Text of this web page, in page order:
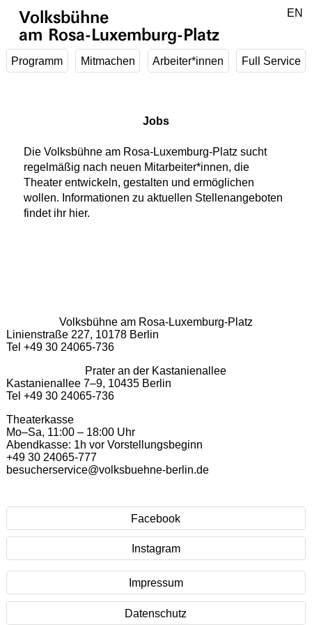
Volksbühne
am Rosa-Luxemburg-Platz
Programm Mitmachen Arbeiter*innen Full Service
DE
EN
Jobs
Die Volksbühne am Rosa-Luxemburg-Platz sucht
regelmäßig nach neuen Mitarbeiter*innen, die
Theater entwickeln, gestalten und ermöglichen
wollen. Informationen zu aktuellen Stellenangeboten
findet ihr hier.
Volksbühne am Rosa-Luxemburg-Platz
Linienstraße 227, 10178 Berlin
Tel +49 30 24065-736
Prater an der Kastanienallee
Kastanienallee 7–9, 10435 Berlin
Tel +49 30 24065-736
Theaterkasse
Mo–Sa, 11:00 – 18:00 Uhr
Abendkasse: 1h vor Vorstellungsbeginn
+49 30 24065-777
besucherservice@volksbuehne-berlin.de
Facebook
Instagram
Impressum
Datenschutz